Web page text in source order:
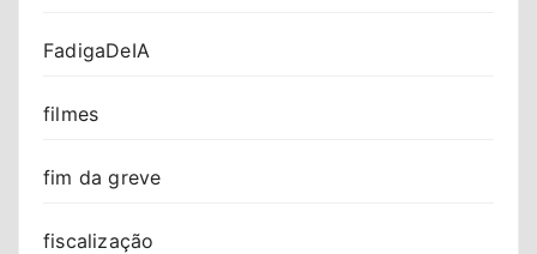
FadigaDeIA
filmes
fim da greve
fiscalização